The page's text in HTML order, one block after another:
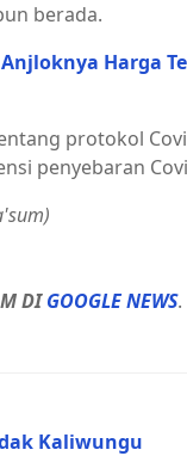
berada.
Harga
protokol
penyebaran
DIGOOGLE NEWS.
Kaliwungu